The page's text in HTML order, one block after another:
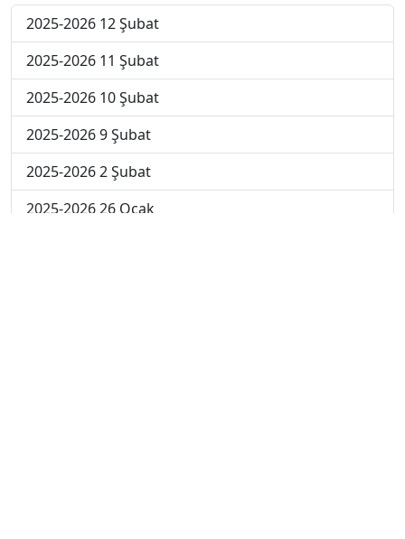
2025-2026 12 Şubat
2025-2026 11 Şubat
2025-2026 10 Şubat
2025-2026 9 Şubat
2025-2026 2 Şubat
2025-2026 26 Ocak